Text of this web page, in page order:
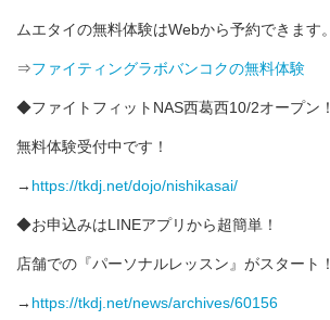
ムエタイの無料体験はWebから予約できます。
⇒ファイティングラボバンコクの無料体験
◆ファイトフィットNAS西葛西10/2オープン！
無料体験受付中です！
→ https://tkdj.net/dojo/nishikasai/
◆お申込みはLINEアプリから超簡単！
店舗での『パーソナルレッスン』がスタート！
→ https://tkdj.net/news/archives/60156